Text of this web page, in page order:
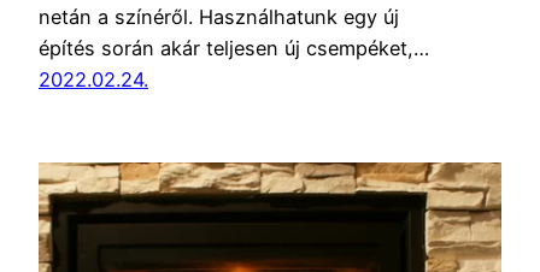
netán a színéről. Használhatunk egy új
építés során akár teljesen új csempéket,…
2022.02.24.